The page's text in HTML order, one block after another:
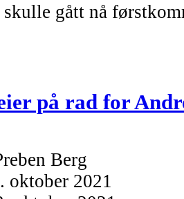
gått nå
på rad for
Berg
oktober 2021